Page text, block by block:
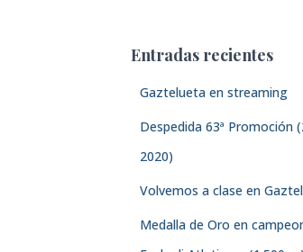
r
Entradas recientes
Gaztelueta en streaming
Despedida 63ª Promoción
2020)
Volvemos a clase en
Medalla de Oro en